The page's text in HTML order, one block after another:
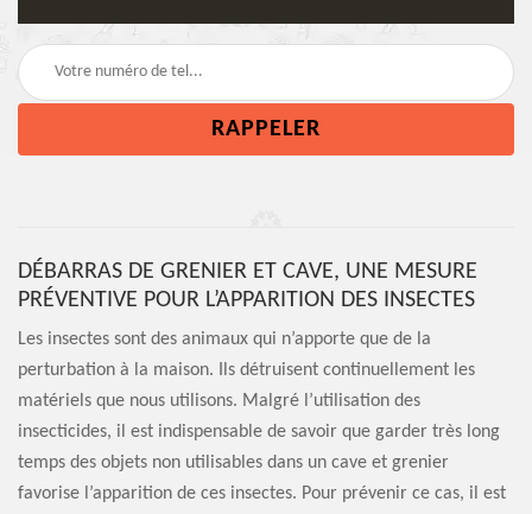
DÉBARRAS DE GRENIER ET CAVE, UNE MESURE
PRÉVENTIVE POUR L’APPARITION DES INSECTES
Les insectes sont des animaux qui n’apporte que de la
perturbation à la maison. Ils détruisent continuellement les
matériels que nous utilisons. Malgré l’utilisation des
insecticides, il est indispensable de savoir que garder très long
temps des objets non utilisables dans un cave et grenier
favorise l’apparition de ces insectes. Pour prévenir ce cas, il est